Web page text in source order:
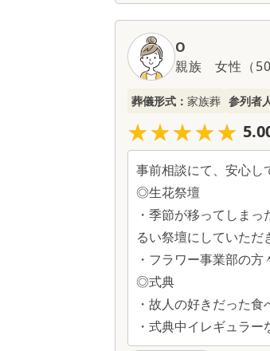
O
親族
女性 （
葬儀形式： 家族葬 参列者
★★★★★
★★★★★
事前相談にて、安心し
◎生花祭壇
・季節が移ってしま
るい祭壇にしていただ
・フラワー事業部の
◎式典
・故人の好きだった
・式典中イレギュラ